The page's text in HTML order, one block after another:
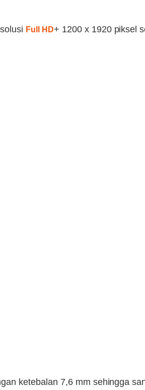
Full HD+ 1200 x 1920 piksel
ketebalan 7,6 mm sehingga